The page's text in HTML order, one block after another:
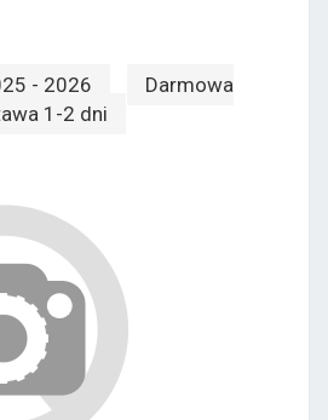
- 2026
Darmowa
1-2 dni